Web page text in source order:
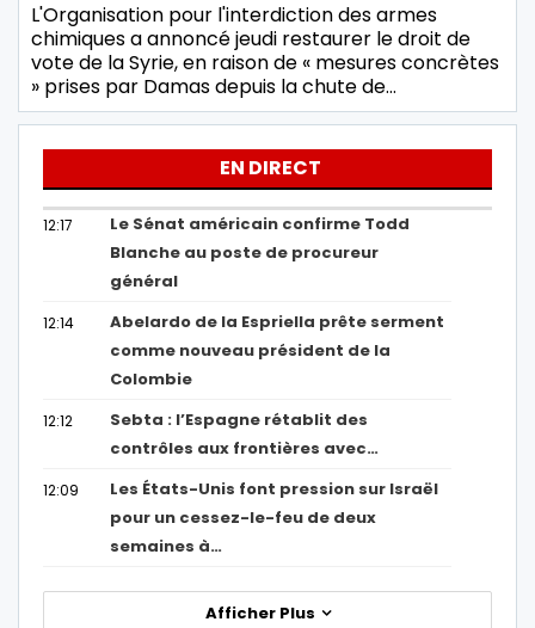
L'Organisation pour l'interdiction des armes
chimiques a annoncé jeudi restaurer le droit de
vote de la Syrie, en raison de « mesures concrètes
» prises par Damas depuis la chute de…
EN DIRECT
12:17
Le Sénat américain confirme Todd
Blanche au poste de procureur
général
12:14
Abelardo de la Espriella prête serment
comme nouveau président de la
Colombie
12:12
Sebta : l’Espagne rétablit des
contrôles aux frontières avec…
12:09
Les États-Unis font pression sur Israël
pour un cessez-le-feu de deux
semaines à…
Afficher Plus